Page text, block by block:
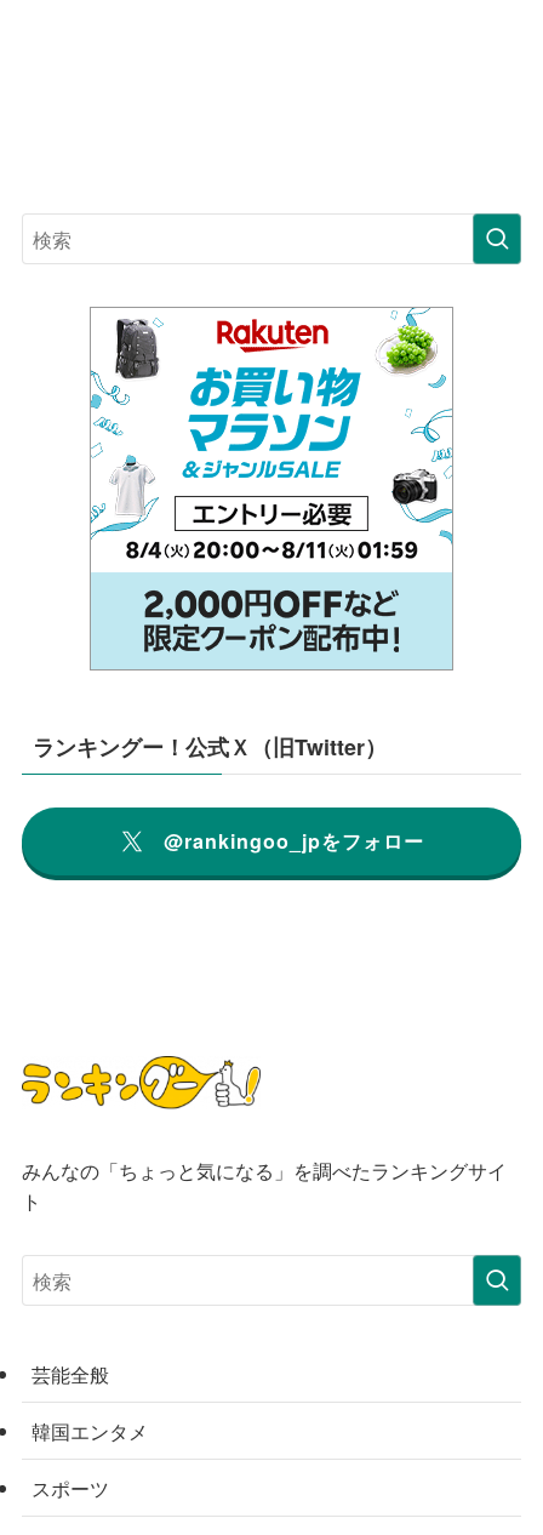
ランキングー！公式Ｘ（旧Twitter）
@rankingoo_jpをフォロー
みんなの「ちょっと気になる」を調べたランキングサイ
ト
芸能全般
韓国エンタメ
スポーツ